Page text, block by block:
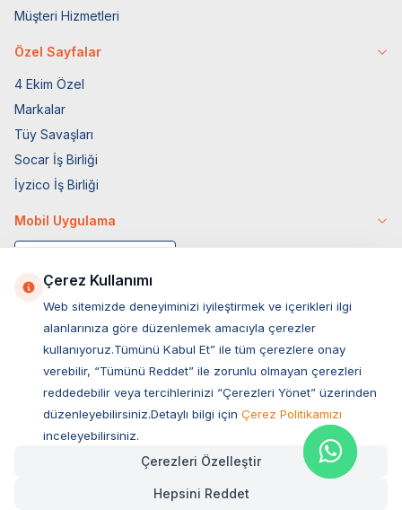
Müşteri Hizmetleri
Özel Sayfalar
4 Ekim Özel
Markalar
Tüy Savaşları
Socar İş Birliği
İyzico İş Birliği
Mobil Uygulama
Müşteri Hizmetleri
Sıkça Sorulan Sorular
Çerez Kullanımı
Web sitemizde deneyiminizi iyileştirmek ve içerikleri ilgi
alanlarınıza göre düzenlemek amacıyla çerezler
kullanıyoruz.Tümünü Kabul Et” ile tüm çerezlere onay
verebilir, “Tümünü Reddet” ile zorunlu olmayan çerezleri
reddedebilir veya tercihlerinizi “Çerezleri Yönet” üzerinden
düzenleyebilirsiniz.Detaylı bilgi için Çerez Politikamızı
inceleyebilirsiniz.
Çerezleri Özelleştir
Hepsini Reddet